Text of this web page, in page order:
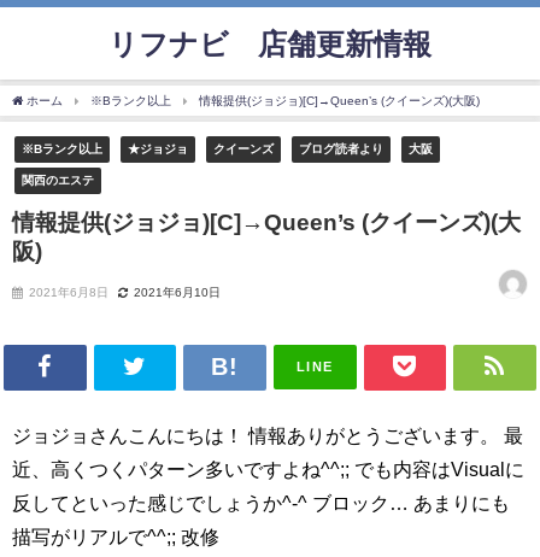
リフナビ®店舗更新情報
ホーム ※Bランク以上 情報提供(ジョジョ)[C]→Queen’s (クイーンズ)(大阪)
※Bランク以上 ★ジョジョ クイーンズ ブログ読者より 大阪
関西のエステ
情報提供(ジョジョ)[C]→Queen’s (クイーンズ)(大
阪)
2021年6月8日 2021年6月10日
LINE
ジョジョさんこんにちは！ 情報ありがとうございます。 最
近、高くつくパターン多いですよね^^;; でも内容はVisualに
反してといった感じでしょうか^-^ ブロック… あまりにも
描写がリアルで^^;; 改修